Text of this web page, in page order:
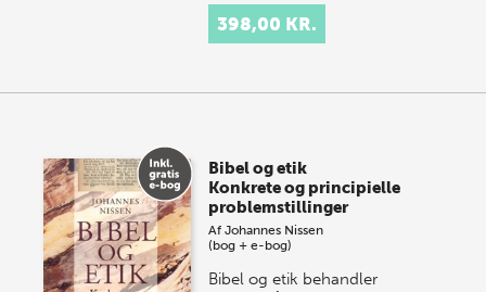
398,00 KR.
Bibel og etik
Konkrete og principielle
problemstillinger
AfJohannes Nissen
(bog + e-bog)
Bibel og etik behandler